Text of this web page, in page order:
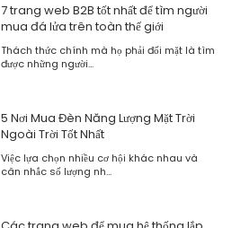
7 trang web B2B tốt nhất để tìm người
mua đá lửa trên toàn thế giới
Thách thức chính mà họ phải đối mặt là tìm
được những người...
5 Nơi Mua Đèn Năng Lượng Mặt Trời
Ngoài Trời Tốt Nhất
Việc lựa chọn nhiều cơ hội khác nhau và
cân nhắc số lượng nh...